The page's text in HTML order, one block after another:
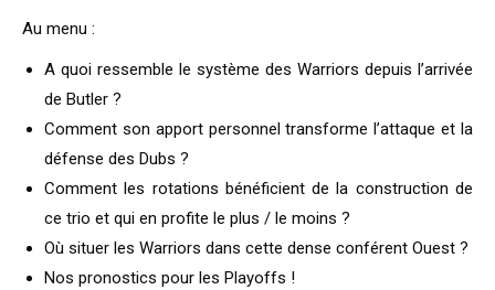
Au menu :
A quoi ressemble le système des Warriors depuis l’arrivée
de Butler ?
Comment son apport personnel transforme l’attaque et la
défense des Dubs ?
Comment les rotations bénéficient de la construction de
ce trio et qui en profite le plus / le moins ?
Où situer les Warriors dans cette dense conférent Ouest ?
Nos pronostics pour les Playoffs !